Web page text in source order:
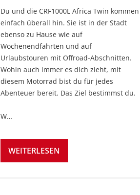
Du und die CRF1000L Africa Twin kommen
einfach überall hin. Sie ist in der Stadt
ebenso zu Hause wie auf
Wochenendfahrten und auf
Urlaubstouren mit Offroad-Abschnitten.
Wohin auch immer es dich zieht, mit
diesem Motorrad bist du für jedes
Abenteuer bereit. Das Ziel bestimmst du.
W…
WEITERLESEN